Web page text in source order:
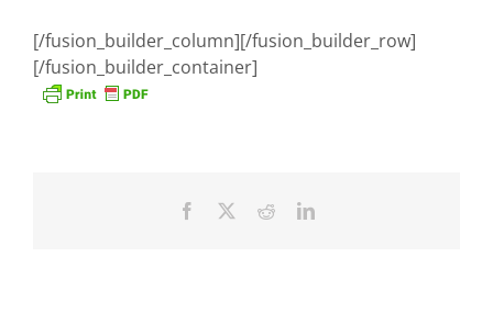
[/fusion_builder_column][/fusion_builder_row]
[/fusion_builder_container]
Facebook RedditLinkedIn